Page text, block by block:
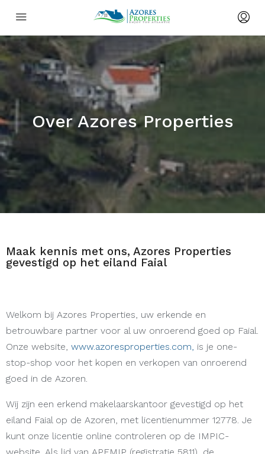
Over Azores Properties
Maak kennis met ons, Azores Properties
gevestigd op het eiland Faial
Welkom bij Azores Properties, uw erkende en
betrouwbare partner voor al uw onroerend goed op Faial.
Onze website, www.azoresproperties.com, is je one-
stop-shop voor het kopen en verkopen van onroerend
goed in de Azoren.
Wij zijn een erkend makelaarskantoor gevestigd op het
eiland Faial op de Azoren, met licentienummer 12778. Je
kunt onze licentie online controleren op de IMPIC-
Klik hier